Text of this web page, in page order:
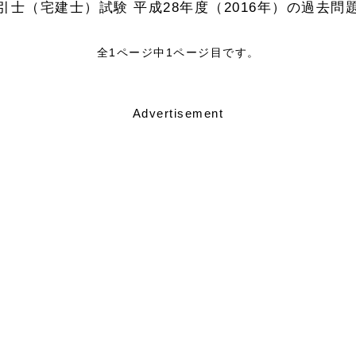
士（宅建士）試験 平成28年度（2016年）の過去問
全1ページ中1ページ目です。
Advertisement